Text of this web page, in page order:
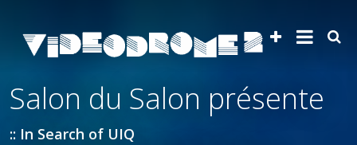
Salon du Salon présente
:: In Search of UIQ